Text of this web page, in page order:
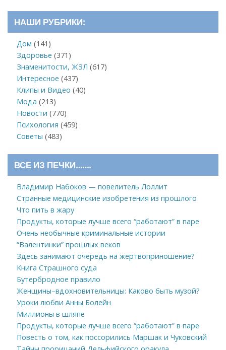
НАШИ РУБРИКИ:
Дом (141)
Здоровье (371)
Знаменитости, ЖЗЛ (617)
Интересное (437)
Клипы и Видео (40)
Мода (213)
Новости (770)
Психология (459)
Советы (483)
ВСЕ ИЗ ПЕЧКИ…….
Владимир Набоков — повелитель Лоллит
Странные медицинские изобретения из прошлого
Что пить в жару
Продукты, которые лучше всего “работают” в паре
Очень необычные криминальные истории
“Валентинки” прошлых веков
Здесь занимают очередь на жертвоприношение?
Книга Страшного суда
Бутербродное правило
Женщины–вдохновительницы: Каково быть музой?
Уроки любви Анны Болейн
Миллионы в шляпе
Продукты, которые лучше всего “работают” в паре
Повесть о том, как поссорились Маршак и Чуковский